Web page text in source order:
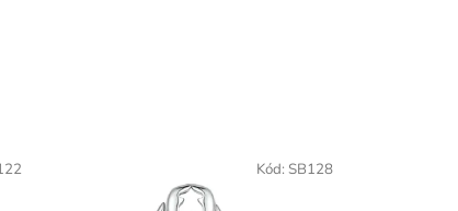
Kód: SB128